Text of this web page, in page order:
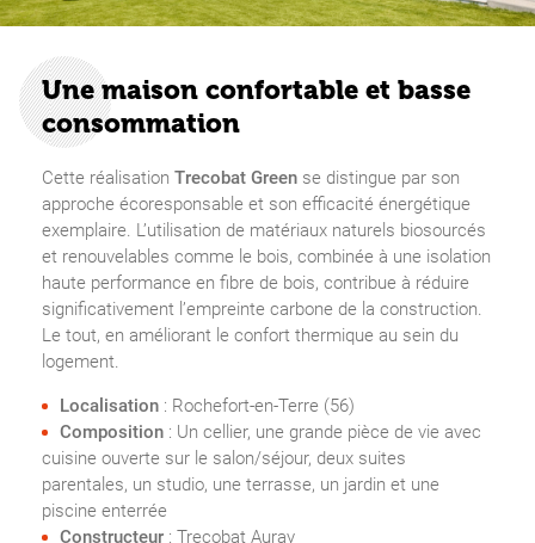
Une maison confortable et basse
consommation
Cette réalisation Trecobat Green se distingue par son
approche écoresponsable et son efficacité énergétique
exemplaire. L’utilisation de matériaux naturels biosourcés
et renouvelables comme le bois, combinée à une isolation
haute performance en fibre de bois, contribue à réduire
significativement l’empreinte carbone de la construction.
Le tout, en améliorant le confort thermique au sein du
logement.
Localisation : Rochefort-en-Terre (56)
Composition : Un cellier, une grande pièce de vie avec
cuisine ouverte sur le salon/séjour, deux suites
parentales, un studio, une terrasse, un jardin et une
piscine enterrée
Constructeur : Trecobat Auray